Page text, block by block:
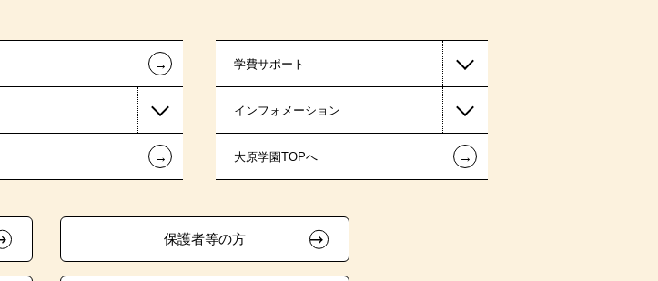
← 学費サポート
インフォメーション
← 大原学園TOPへ ←
保護者等の方